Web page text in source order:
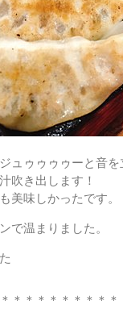
ュゥゥゥゥーと音を
吹き出します！
美味しかったです。
で温まりました。
＊＊＊＊＊＊＊＊＊